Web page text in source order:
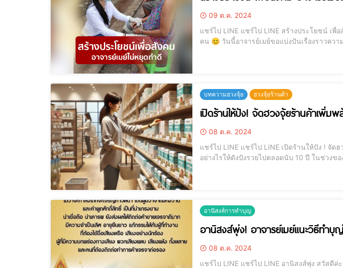
09 ต.ค. 2024
แชร์ไป LINE แชร์ไป LINE สร้างประโยชน์ เพื่อสังคม อาจารย์เมย์ไม่หยุดทำดี [elementor-template id="12184"] สวัสดีค่ะลูกศิษย์ที่รักทุก
คน 😊 วันนี้อาจารย์เมย์ขอแบ่งปันเรื่องราวคว
บทความฮวงจุ้ย ฮวงจุ้ยร้านค้า
เปิดร้านให้ปัง! จัดฮวงจุ้ยร้านค้าเพิ่มพ
08 ต.ค. 2024
แชร์ไป LINE แชร์ไป LINE เปิดร้านให้ปัง ! จัดฮวงจุ้ยร้านค้าเพิ่มพลังการเงินได้ง่ายๆ [elementor-template id="12184"] จัดร้านค้า
อย่างไรให้ดังปังรวยไปตลอดนับ 10 ปี ในช่วงของโควิดที่ผ่านมานี้ หลายๆ ร้านค้าต้องเผชิญกับปัญหาการปิดร้านหรือถูกจำกัดการเปิดให้
อานิสงส์การทำบุญ
อานิสงส์พุ่ง! อาจารย์เมย์แนะวิธีทำบุ
08 ต.ค. 2024
แชร์ไป LINE แชร์ไป LINE อานิสงส์พุ่ง สวัสดีค่ะลูกศิษย์ทุกคน วันนี้อาจารย์เมย์มีข้อคิดดีๆ เกี่ยวกับ อานิงส์แห่งการทำบุญ มาฝากกันนะคะ